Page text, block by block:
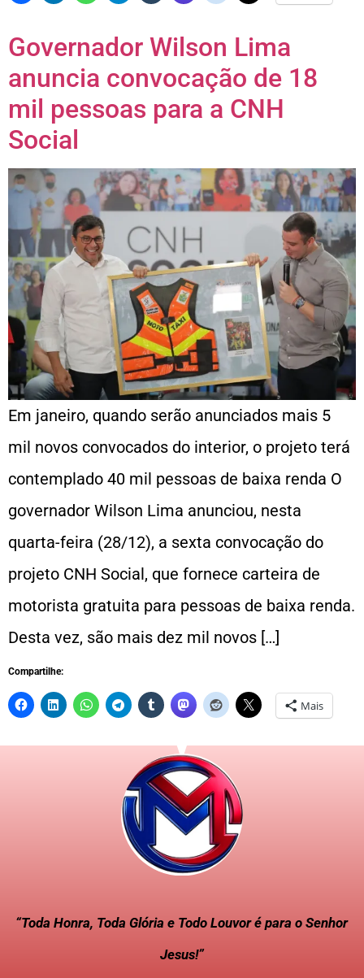
Governador Wilson Lima
anuncia convocação de 18
mil pessoas para a CNH
Social
Em janeiro, quando serão anunciados mais 5
mil novos convocados do interior, o projeto terá
contemplado 40 mil pessoas de baixa renda O
governador Wilson Lima anunciou, nesta
quarta-feira (28/12), a sexta convocação do
projeto CNH Social, que fornece carteira de
motorista gratuita para pessoas de baixa renda.
Desta vez, são mais dez mil novos […]
Compartilhe:
Mais
“Toda Honra, Toda Glória e Todo Louvor é para o Senhor
Jesus!”